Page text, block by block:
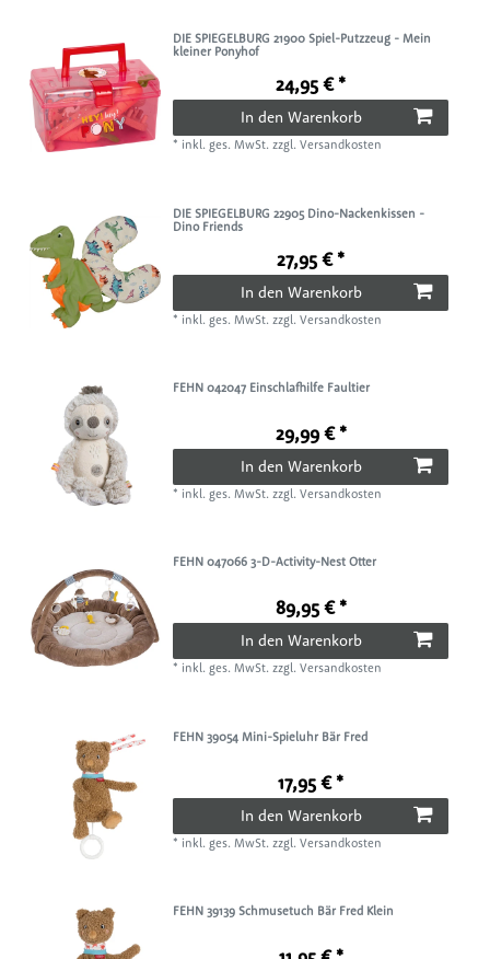
DIE SPIEGELBURG 21900 Spiel-Putzzeug - Mein
kleiner Ponyhof
24,95 € *
In den Warenkorb
* inkl. ges. MwSt. zzgl.Versandkosten
DIE SPIEGELBURG 22905 Dino-Nackenkissen -
Dino Friends
27,95 € *
In den Warenkorb
* inkl. ges. MwSt. zzgl.Versandkosten
FEHN 042047 Einschlafhilfe Faultier
29,99 € *
In den Warenkorb
* inkl. ges. MwSt. zzgl.Versandkosten
FEHN 047066 3-D-Activity-Nest Otter
89,95 € *
In den Warenkorb
* inkl. ges. MwSt. zzgl.Versandkosten
FEHN 39054 Mini-Spieluhr Bär Fred
17,95 € *
In den Warenkorb
* inkl. ges. MwSt. zzgl.Versandkosten
FEHN 39139 Schmusetuch Bär Fred Klein